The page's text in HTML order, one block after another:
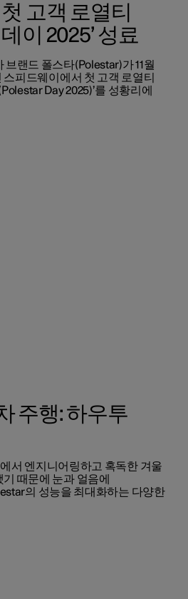
고객 로열티
이 2025’ 성료
랜드 폴스타(Polestar)가 11월
스피드웨이에서 첫 고객 로열티
Day 2025)’를 성황리에
주행: 하우투
서 엔지니어링하고 혹독한 겨울
때문에 눈과 얼음에
의 성능을 최대화하는 다양한